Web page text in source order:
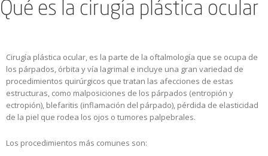
Qué es la cirugía plástica ocular
Cirugía plástica ocular, es la parte de la oftalmología que se ocupa de
los párpados, órbita y vía lagrimal e incluye una gran variedad de
procedimientos quirúrgicos que tratan las afecciones de estas
estructuras, como malposiciones de los párpados (entropión y
ectropión), blefaritis (inflamación del párpado), pérdida de elasticidad
de la piel que rodea los ojos o tumores palpebrales.
Los procedimientos más comunes son: